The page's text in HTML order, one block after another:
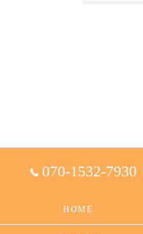
070-1532-7930
HOME